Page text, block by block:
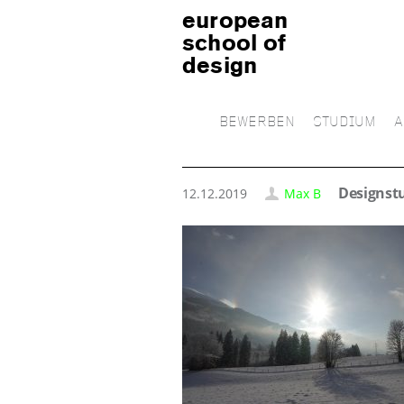
european
school of
design
BEWERBEN STUDIUM
12.12.2019 Max B